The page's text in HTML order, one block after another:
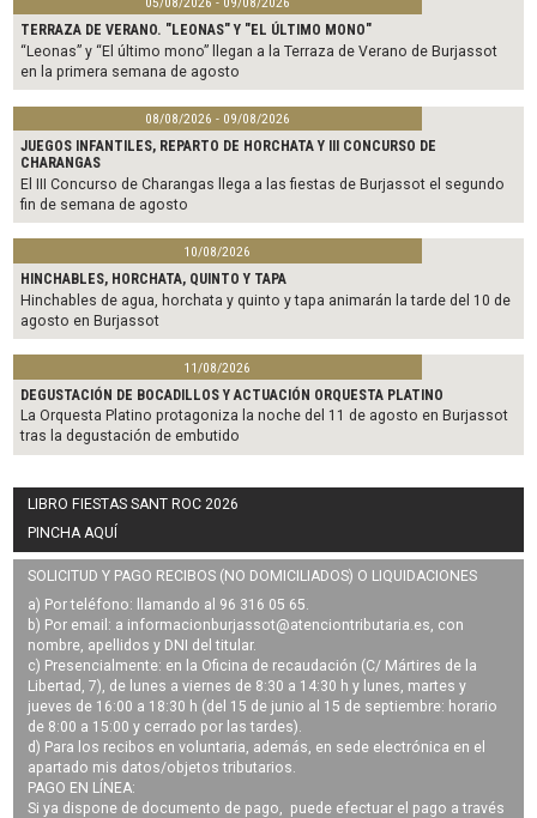
TERRAZA DE VERANO. "LEONAS" Y "EL ÚLTIMO MONO"
“Leonas” y “El último mono” llegan a la Terraza de Verano de Burjassot
en la primera semana de agosto
08/08/2026 - 09/08/2026
JUEGOS INFANTILES, REPARTO DE HORCHATA Y III CONCURSO DE
CHARANGAS
El III Concurso de Charangas llega a las fiestas de Burjassot el segundo
fin de semana de agosto
10/08/2026
HINCHABLES, HORCHATA, QUINTO Y TAPA
Hinchables de agua, horchata y quinto y tapa animarán la tarde del 10 de
agosto en Burjassot
11/08/2026
DEGUSTACIÓN DE BOCADILLOS Y ACTUACIÓN ORQUESTA PLATINO
La Orquesta Platino protagoniza la noche del 11 de agosto en Burjassot
tras la degustación de embutido
LIBRO FIESTAS SANT ROC 2026
PINCHA AQUÍ
SOLICITUD Y PAGO RECIBOS (NO DOMICILIADOS) O LIQUIDACIONES
a) Por teléfono: llamando al 96 316 05 65.
b) Por email: a informacionburjassot@atenciontributaria.es, con
nombre, apellidos y DNI del titular.
c) Presencialmente: en la Oficina de recaudación (C/ Mártires de la
Libertad, 7), de lunes a viernes de 8:30 a 14:30 h y lunes, martes y
jueves de 16:00 a 18:30 h (del 15 de junio al 15 de septiembre: horario
de 8:00 a 15:00 y cerrado por las tardes).
d) Para los recibos en voluntaria, además, en sede electrónica en el
apartado mis datos/objetos tributarios.
PAGO EN LÍNEA:
Si ya dispone de documento de pago, puede efectuar el pago a través